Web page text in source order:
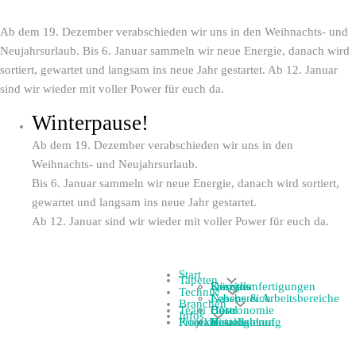
Ab dem 19. Dezember verabschieden wir uns in den Weihnachts- und
Neujahrsurlaub. Bis 6. Januar sammeln wir neue Energie, danach wird
sortiert, gewartet und langsam ins neue Jahr gestartet. Ab 12. Januar
sind wir wieder mit voller Power für euch da.
Winterpause!
Ab dem 19. Dezember verabschieden wir uns in den
Weihnachts- und Neujahrsurlaub.
Bis 6. Januar sammeln wir neue Energie, danach wird sortiert,
gewartet und langsam ins neue Jahr gestartet.
Ab 12. Januar sind wir wieder mit voller Power für euch da.
Start
TapetenDesigns
Spezialanfertigungen
Künstler
TechnikLebens & Arbeitsbereiche
Nassbereich
Branchen
Hotel
Gastronomie
Büro
Team
Infos Visualisierung
Bestellablauf
Katalog
Projekte
Kontakt